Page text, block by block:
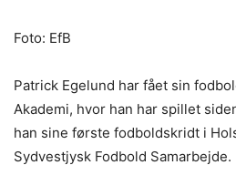
Foto: EfB
Patrick Egelund har fået sin
Akademi, hvor han har spillet
han sine første fodboldskridt i
Sydvestjysk Fodbold Samarbejde.